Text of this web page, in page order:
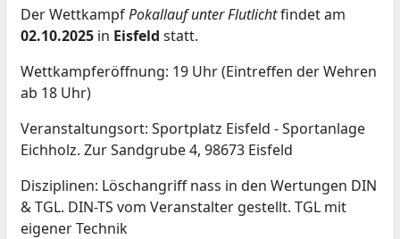
Der WettkampfPokallauf unter Flutlichtfindet am
02.10.2025 in Eisfeld statt.
Wettkampferöffnung: 19 Uhr (Eintreffen der Wehren
ab 18 Uhr)
Veranstaltungsort: Sportplatz Eisfeld - Sportanlage
Eichholz. Zur Sandgrube 4, 98673 Eisfeld
Disziplinen: Löschangriff nass in den Wertungen DIN
& TGL. DIN-TS vom Veranstalter gestellt. TGL mit
eigener Technik